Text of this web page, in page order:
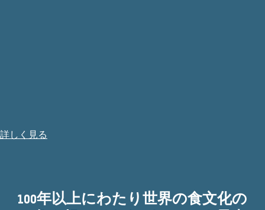
詳しく見る
100年以上にわたり世界の食文化の